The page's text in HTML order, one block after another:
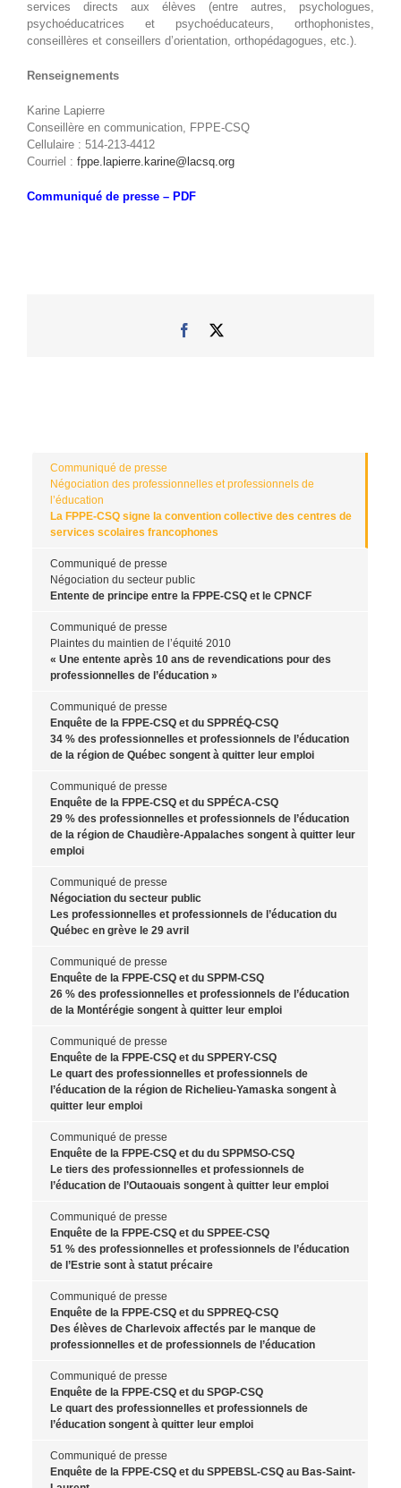
services directs aux élèves (entre autres, psychologues,
psychoéducatrices et psychoéducateurs, orthophonistes,
conseillères et conseillers d’orientation, orthopédagogues, etc.).
Renseignements
Karine Lapierre
Conseillère en communication, FPPE-CSQ
Cellulaire : 514-213-4412
Courriel : fppe.lapierre.karine@lacsq.org
Communiqué de presse – PDF
Facebook
Communiqué de presse
Négociation des professionnelles et professionnels de
l’éducation
La FPPE-CSQ signe la convention collective des centres de
services scolaires francophones
Communiqué de presse
Négociation du secteur public
Entente de principe entre la FPPE-CSQ et le CPNCF
Communiqué de presse
Plaintes du maintien de l’équité 2010
« Une entente après 10 ans de revendications pour des
professionnelles de l’éducation »
Communiqué de presse
Enquête de la FPPE-CSQ et du SPPRÉQ-CSQ
34 % des professionnelles et professionnels de l’éducation
de la région de Québec songent à quitter leur emploi
Communiqué de presse
Enquête de la FPPE-CSQ et du SPPÉCA-CSQ
29 % des professionnelles et professionnels de l’éducation
de la région de Chaudière-Appalaches songent à quitter leur
emploi
Communiqué de presse
Négociation du secteur public
Les professionnelles et professionnels de l’éducation du
Québec en grève le 29 avril
Communiqué de presse
Enquête de la FPPE-CSQ et du SPPM-CSQ
26 % des professionnelles et professionnels de l’éducation
de la Montérégie songent à quitter leur emploi
Communiqué de presse
Enquête de la FPPE-CSQ et du SPPERY-CSQ
Le quart des professionnelles et professionnels de
l’éducation de la région de Richelieu-Yamaska songent à
quitter leur emploi
Communiqué de presse
Enquête de la FPPE-CSQ et du du SPPMSO-CSQ
Le tiers des professionnelles et professionnels de
l’éducation de l’Outaouais songent à quitter leur emploi
Communiqué de presse
Enquête de la FPPE-CSQ et du SPPEE-CSQ
51 % des professionnelles et professionnels de l’éducation
de l’Estrie sont à statut précaire
Communiqué de presse
Enquête de la FPPE-CSQ et du SPPREQ-CSQ
Des élèves de Charlevoix affectés par le manque de
professionnelles et de professionnels de l’éducation
Communiqué de presse
Enquête de la FPPE-CSQ et du SPGP-CSQ
Le quart des professionnelles et professionnels de
l’éducation songent à quitter leur emploi
Communiqué de presse
Enquête de la FPPE-CSQ et du SPPEBSL-CSQ au Bas-Saint-